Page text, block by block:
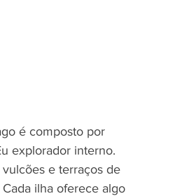
é composto por
explorador interno.
e terraços de
ilha oferece algo